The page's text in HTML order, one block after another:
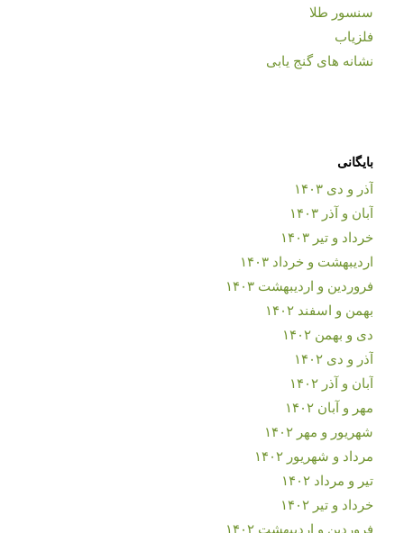
سنسور طلا
فلزیاب
نشانه های گنج یابی
بایگانی
آذر و دی ۱۴۰۳
آبان و آذر ۱۴۰۳
خرداد و تیر ۱۴۰۳
اردیبهشت و خرداد ۱۴۰۳
فروردین و اردیبهشت ۱۴۰۳
بهمن و اسفند ۱۴۰۲
دی و بهمن ۱۴۰۲
آذر و دی ۱۴۰۲
آبان و آذر ۱۴۰۲
مهر و آبان ۱۴۰۲
شهریور و مهر ۱۴۰۲
مرداد و شهریور ۱۴۰۲
تیر و مرداد ۱۴۰۲
خرداد و تیر ۱۴۰۲
فروردین و اردیبهشت ۱۴۰۲